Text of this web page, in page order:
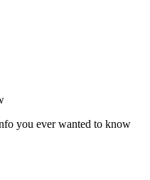
you ever wanted to know